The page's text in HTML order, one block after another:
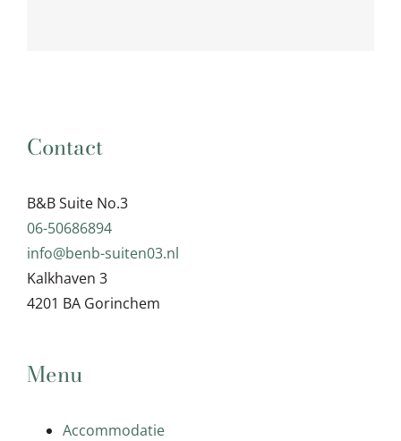
Contact
B&B Suite No.3
06-50686894
info@benb-suiten03.nl
Kalkhaven 3
4201 BA Gorinchem
Menu
Accommodatie